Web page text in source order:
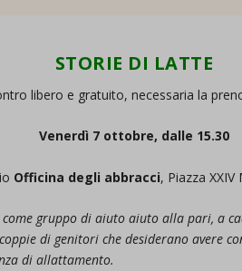
STORIE DI LATTE
libero e gratuito, necessaria la
Venerdì 7 ottobre, dalle 15.30
Officina degli abbracci, Piazza
gruppo di aiuto aiuto alla pari, a
di genitori che desiderano avere
di allattamento.